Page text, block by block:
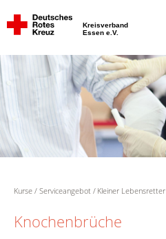
Kreisverband
Essen e.V.
Kurse Serviceangebot Kleiner Lebensretter
Knochenbrüche